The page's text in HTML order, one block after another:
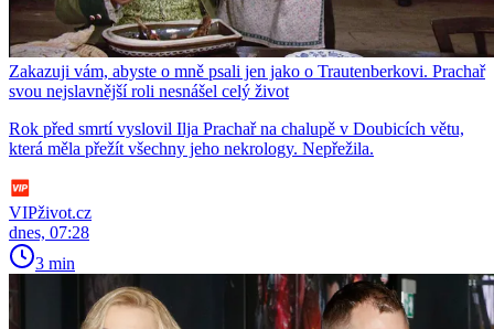
Zakazuji vám, abyste o mně psali jen jako o Trautenberkovi. Prachař
svou nejslavnější roli nesnášel celý život
Rok před smrtí vyslovil Ilja Prachař na chalupě v Doubicích větu,
která měla přežít všechny jeho nekrology. Nepřežila.
VIPživot.cz
dnes, 07:28
3 min